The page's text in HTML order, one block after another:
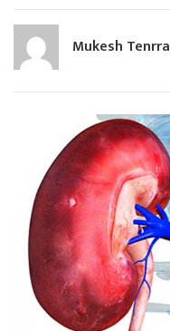
Mukesh Tenrra